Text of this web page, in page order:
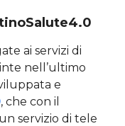
ai servizi di
nell’ultimo
e
, che con il
servizio di tele